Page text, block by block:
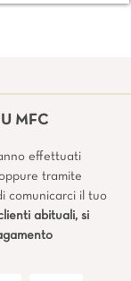
MFC
effettuati
tramite
comunicarci il tuo
abituali, si